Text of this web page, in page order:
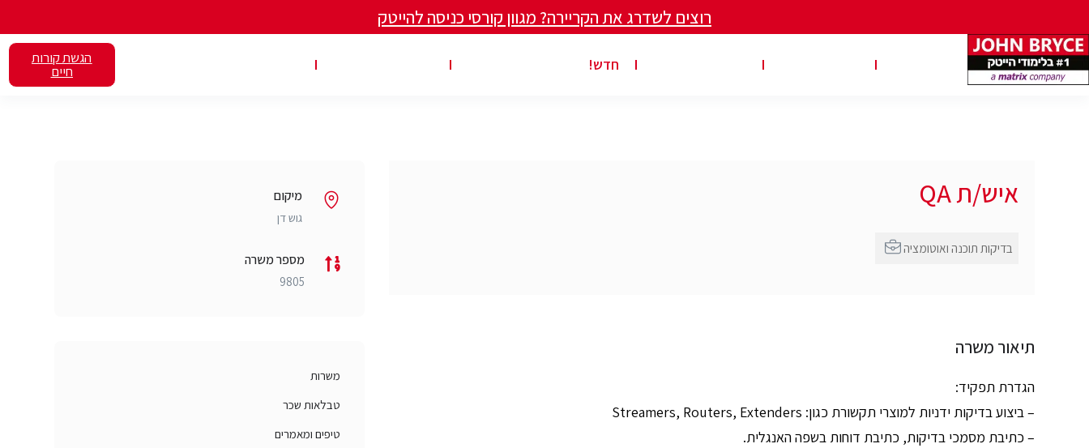
רוצים לשדרג את הקריירה? מגוון קורסי כניסה להייטק
חדש! הגשת קורות
חיים
איש/ת QA
תיאור משרה
הגדרת תפקיד:
– ביצוע בדיקות ידניות למוצרי תקשורת כגון: Streamers, Routers, Extenders
– ⁠כתיבת מסמכי בדיקות, כתיבת דוחות בשפה האנגלית.
מיקום
גוש דן
מספר משרה
9805
משרות
טבלאות שכר
טיפים ומאמרים